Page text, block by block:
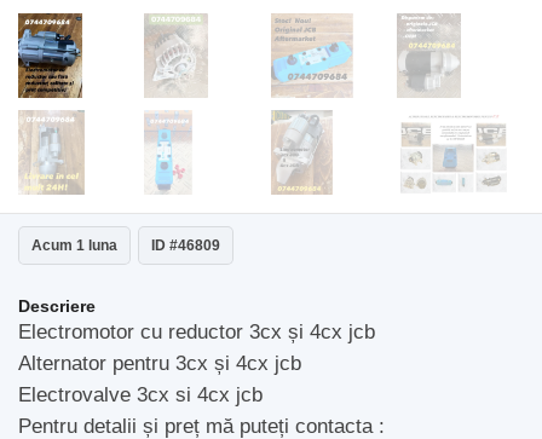
Acum 1 luna ID #46809
Descriere
Electromotor cu reductor 3cx și 4cx jcb
Alternator pentru 3cx și 4cx jcb
Electrovalve 3cx si 4cx jcb
Pentru detalii și preț mă puteți contacta :